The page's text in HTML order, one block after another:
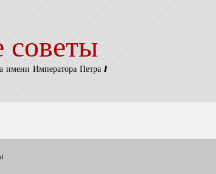
советы
имени Императора Петра I